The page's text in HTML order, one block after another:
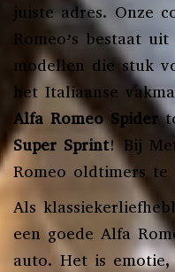
juiste adres. Onze
Romeo’s bestaat
modellen die stuk
het Italiaanse
Alfa Romeo Spider
Super Sprint! Bij
Romeo oldtimers te
Als
een goede Alfa
auto. Het is